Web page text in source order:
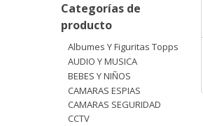
Categorías de
producto
Albumes Y Figuritas Topps
AUDIO Y MUSICA
BEBES Y NIÑOS
CAMARAS ESPIAS
CAMARAS SEGURIDAD
CCTV